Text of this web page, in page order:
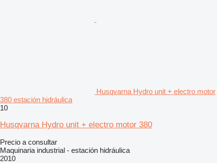
Husqvarna Hydro unit + electro motor
380 estación hidráulica
10
Husqvarna Hydro unit + electro motor 380
Precio a consultar
Maquinaria industrial - estación hidráulica
2010